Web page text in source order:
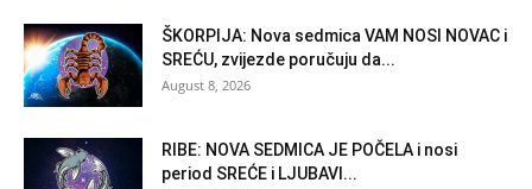
ŠKORPIJA: Nova sedmica VAM NOSI NOVAC i
SREĆU, zvijezde poručuju da...
August 8, 2026
RIBE: NOVA SEDMICA JE POČELA i nosi
period SREĆE i LJUBAVI...